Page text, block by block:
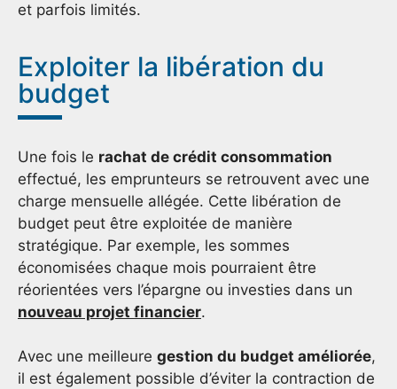
et parfois limités.
Exploiter la libération du
budget
Une fois le rachat de crédit consommation
effectué, les emprunteurs se retrouvent avec une
charge mensuelle allégée. Cette libération de
budget peut être exploitée de manière
stratégique. Par exemple, les sommes
économisées chaque mois pourraient être
réorientées vers l’épargne ou investies dans un
nouveau projet financier.
Avec une meilleure gestion du budget améliorée,
il est également possible d’éviter la contraction de